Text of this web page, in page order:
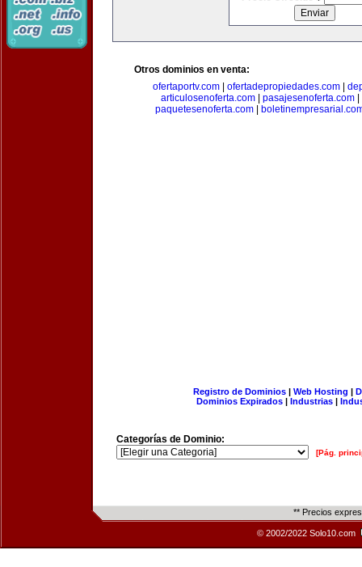
Otros dominios en venta:
ofertaportv.com
ofertadepropiedades.com
articulosenoferta.com
pasajesenoferta.com
paquetesenoferta.com|
Registro de Dominios| Web Hosting |
Dominios Expirados | Industrias |
Categorías de Dominio:
[Pág.
** Precios
© 2002/2022 Solo10.com